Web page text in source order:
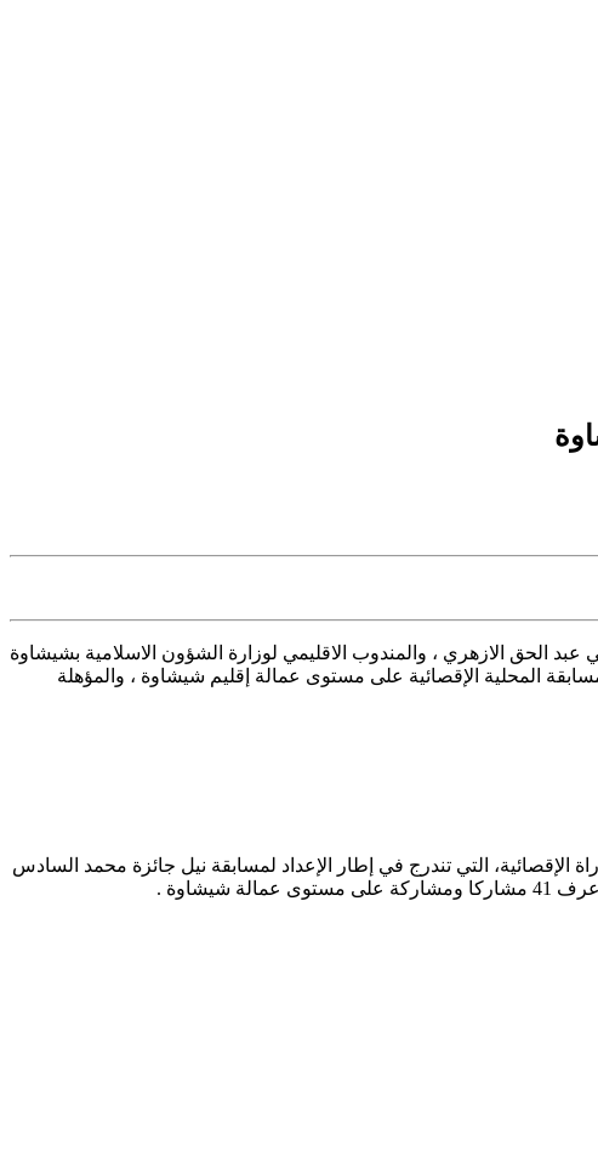
الحق الازهري ، والمندوب الاقليمي لوزارة الشؤون الاسلامية بشيشاوة
المحلية الإقصائية على مستوى عمالة إقليم شيشاوة ، والمؤهلة
الإقصائية، التي تندرج في إطار الإعداد لمسابقة نيل جائزة محمد السادس
.